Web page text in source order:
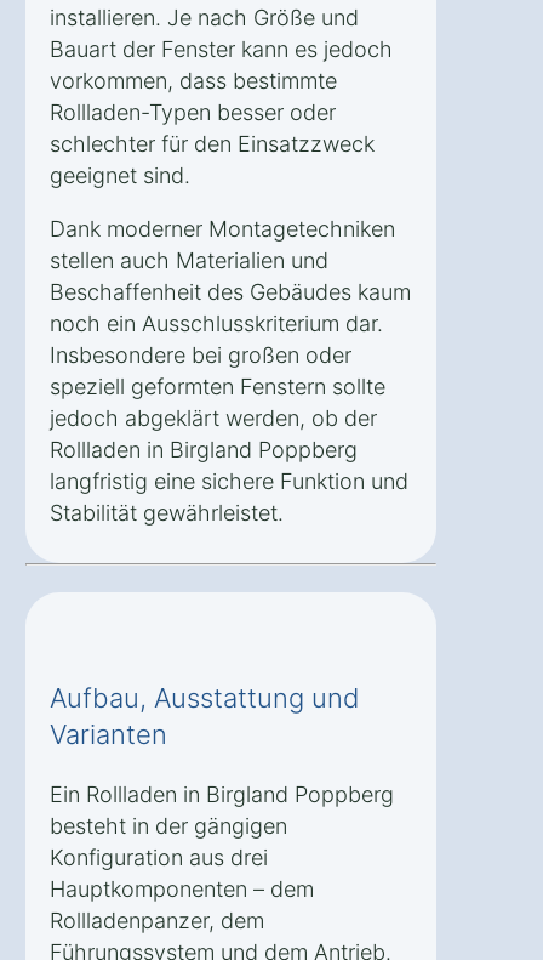
installieren. Je nach Größe und
Bauart der Fenster kann es jedoch
vorkommen, dass bestimmte
Rollladen-Typen besser oder
schlechter für den Einsatzzweck
geeignet sind.
Dank moderner Montagetechniken
stellen auch Materialien und
Beschaffenheit des Gebäudes kaum
noch ein Ausschlusskriterium dar.
Insbesondere bei großen oder
speziell geformten Fenstern sollte
jedoch abgeklärt werden, ob der
Rollladen in Birgland Poppberg
langfristig eine sichere Funktion und
Stabilität gewährleistet.
Aufbau, Ausstattung und
Varianten
Ein Rollladen in Birgland Poppberg
besteht in der gängigen
Konfiguration aus drei
Hauptkomponenten – dem
Rollladenpanzer, dem
Führungssystem und dem Antrieb.